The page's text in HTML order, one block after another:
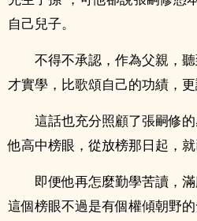
自己兒子。
不得不承認，作為父親，
才實學，比歌頌自己的功績，更
這話也充分照顧了張嗣修
他高中榜眼，從放榜那日起，就
即便他再怎麼勤學苦讀，
這個榜眼不過是有個權傾朝野的